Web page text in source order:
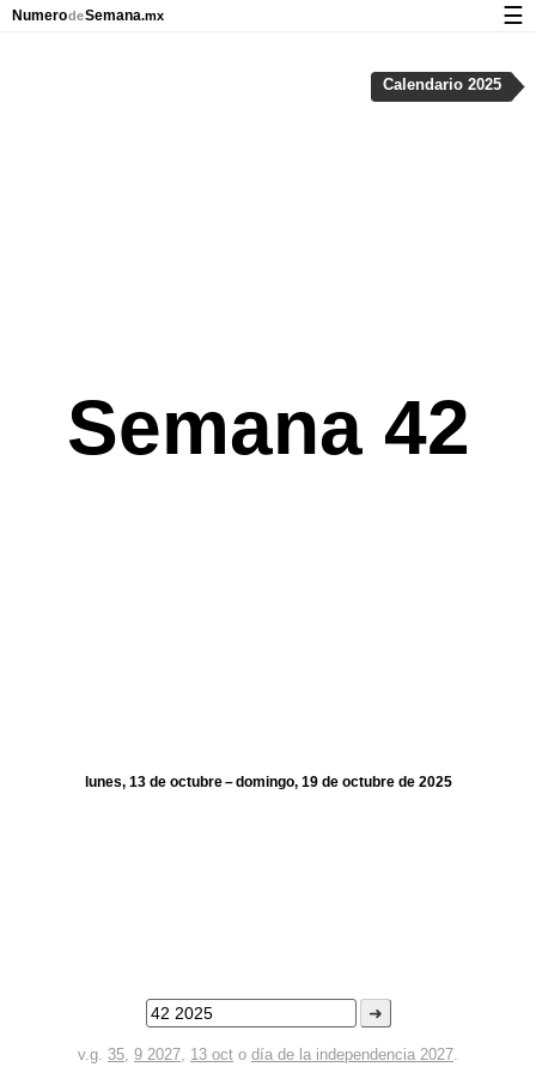
Semana 42
lunes, 13 de octubre – domingo, 19 de octubre de 2025
➜
v.g. 35, 9 2027, 13 oct o día de la independencia 2027.
Calendario 2025
NumerodeSemana.mx ☰